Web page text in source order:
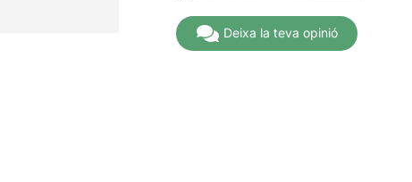
Deixa la teva opinió